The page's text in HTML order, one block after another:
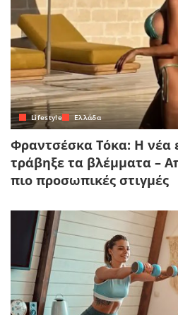
Lifestyle Ελλάδα
Φραντσέσκα Τόκα: Η νέα
τράβηξε τα βλέμματα –
πιο προσωπικές στιγμές